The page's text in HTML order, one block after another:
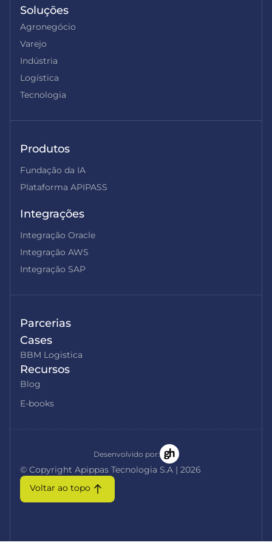
Soluções
Agronegócio
Varejo
Indústria
Logística
Tecnologia
Produtos
Fundação da IA
Plataforma APIPASS
Integrações
Integração Oracle
Integração AWS
Integração SAP
Parcerias
Cases
BBM Logistica
Recursos
Blog
E-books
Desenvolvido por:
© Copyright Apippas Tecnologia S.A | 2026
Voltar ao topo